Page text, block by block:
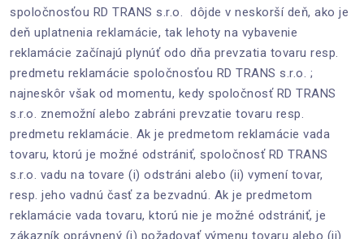
spoločnosťou RD TRANS s.r.o. dôjde v neskorší deň, ako je
deň uplatnenia reklamácie, tak lehoty na vybavenie
reklamácie začínajú plynúť odo dňa prevzatia tovaru resp.
predmetu reklamácie spoločnosťou RD TRANS s.r.o. ;
najneskôr však od momentu, kedy spoločnosť RD TRANS
s.r.o. znemožní alebo zabráni prevzatie tovaru resp.
predmetu reklamácie. Ak je predmetom reklamácie vada
tovaru, ktorú je možné odstrániť, spoločnosť RD TRANS
s.r.o. vadu na tovare (i) odstráni alebo (ii) vymení tovar,
resp. jeho vadnú časť za bezvadnú. Ak je predmetom
reklamácie vada tovaru, ktorú nie je možné odstrániť, je
zákazník oprávnený (i) požadovať výmenu tovaru alebo (ii)